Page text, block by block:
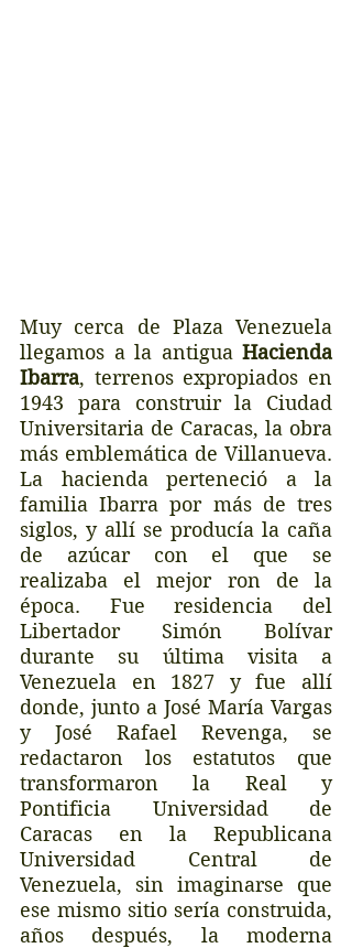
Muy cerca de Plaza Venezuela
llegamos a la antigua Hacienda
Ibarra, terrenos expropiados en
1943 para construir la Ciudad
Universitaria de Caracas, la obra
más emblemática de Villanueva.
La hacienda perteneció a la
familia Ibarra por más de tres
siglos, y allí se producía la caña
de azúcar con el que se
realizaba el mejor ron de la
época. Fue residencia del
Libertador Simón Bolívar
durante su última visita a
Venezuela en 1827 y fue allí
donde, junto a José María Vargas
y José Rafael Revenga, se
redactaron los estatutos que
transformaron la Real y
Pontificia Universidad de
Caracas en la Republicana
Universidad Central de
Venezuela, sin imaginarse que
ese mismo sitio sería construida,
años después, la moderna